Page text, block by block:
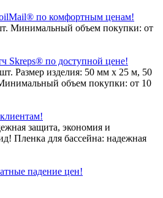
по комфортным ценам!
Минимальный объем покупки: от
Skreps® по доступной цене!
Размер изделия: 50 мм х 25 м, 50
объем покупки: от 10
защита, экономия и
Пленка для бассейна: надежная
падение цен!